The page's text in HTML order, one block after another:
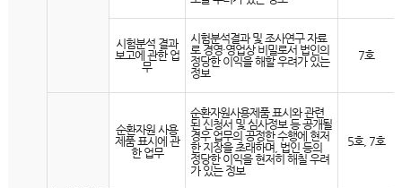
시험분석 결과
보고에 관한 업
무
시험분석결과 및 조사연구 자료
로 경영·영업상 비밀로서 법인의
정당한 이익을 해할 우려가 있는
정보
7호
순환자원 사용
제품 표시에 관
한 업무
순환자원사용제품 표시와 관련
된 신청서 및 심사정보 등 공개될
경우 업무의 공정한 수행에 현저
한 지장을 초래하며, 법인 등의
정당한 이익을 현저히 해칠 우려
가 있는 정보
5호, 7호